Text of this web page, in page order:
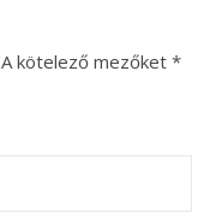
A kötelező mezőket *